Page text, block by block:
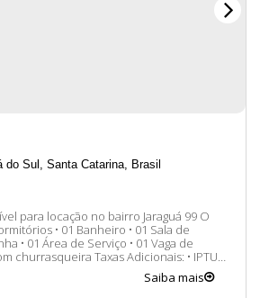
do Sul Santa Catarina Brasil
para locação no bairro Jaraguá 99 O
de
Taxas Adicionais: • IPTU •
felizes em lhe atender. 😀 A...Saiba mais